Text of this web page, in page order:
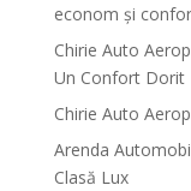
econom și
Chirie Auto
Un Confort Dorit
Chirie Auto
Arenda
Clasă Lux